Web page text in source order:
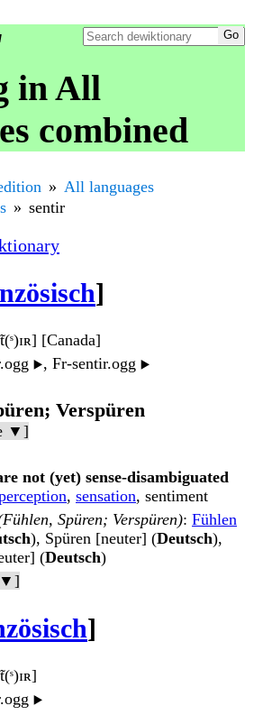
in All
combined
All languages
sentir
]
[Canada]
▶️, Fr-sentir.ogg ▶️
Verspüren
▼]
not (yet) sense-disambiguated
, sensation, sentiment
Spüren; Verspüren): Fühlen
), Spüren [neuter] (Deutsch),
(Deutsch)
▼]
]
▶️